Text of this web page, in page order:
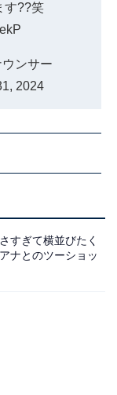
す??笑
ンサー
2024
すぎて横並びたく
ナとのツーショッ